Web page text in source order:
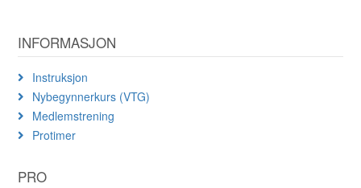
INFORMASJON
Instruksjon
Nybegynnerkurs (VTG)
Medlemstrening
Protimer
PRO